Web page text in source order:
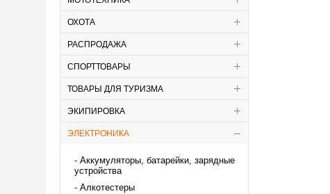
ОХОТА
РАСПРОДАЖА
СПОРТТОВАРЫ
ТОВАРЫ ДЛЯ ТУРИЗМА
ЭКИПИРОВКА
ЭЛЕКТРОНИКА
Аккумуляторы, батарейки, зарядные
устройства
Алкотестеры